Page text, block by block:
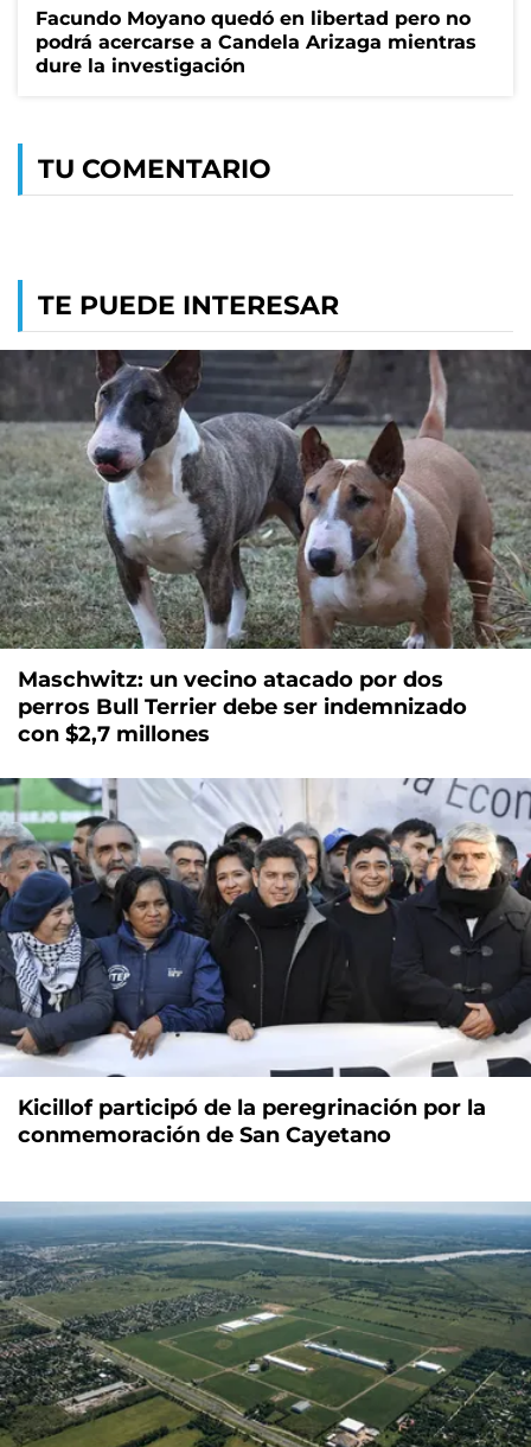
Facundo Moyano quedó en libertad pero no
podrá acercarse a Candela Arizaga mientras
dure la investigación
TU COMENTARIO
TE PUEDE INTERESAR
Maschwitz: un vecino atacado por dos
perros Bull Terrier debe ser indemnizado
con $2,7 millones
Kicillof participó de la peregrinación por la
conmemoración de San Cayetano